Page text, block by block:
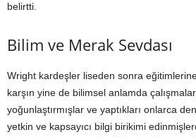
belirtti.
Bilim ve Merak Sevdası
Wright kardeşler liseden sonra
karşın yine de bilimsel anlamda
yoğunlaştırmışlar ve yaptıkları onlarca
yetkin ve kapsayıcı bilgi birikimi